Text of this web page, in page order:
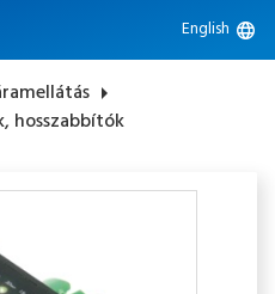
English language
arrow_right
hosszabbítók